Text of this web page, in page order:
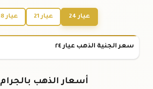
عيار 24 عيار 21 عيار 18
سعر الجنية الذهب عيار ٢٤
أسعار الذهب بالجرام